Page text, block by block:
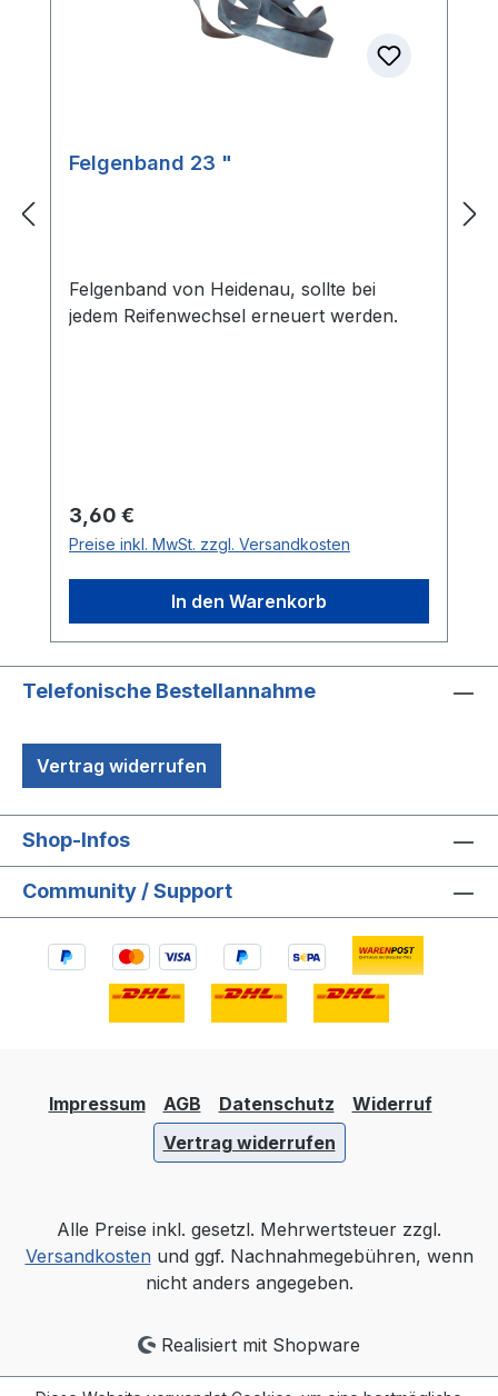
Felgenband 23 "
Felgenband von Heidenau, sollte bei
jedem Reifenwechsel erneuert werden.
Regulärer Preis:
3,60 €
Preise inkl. MwSt. zzgl. Versandkosten
In den Warenkorb
Telefonische Bestellannahme
Vertrag widerrufen
Shop-Infos
Community / Support
Impressum AGB Datenschutz
Widerruf
Vertrag widerrufen
Alle Preise inkl. gesetzl. Mehrwertsteuer zzgl.
Versandkostenund ggf. Nachnahmegebühren, wenn
nicht anders angegeben.
Realisiert mit Shopware